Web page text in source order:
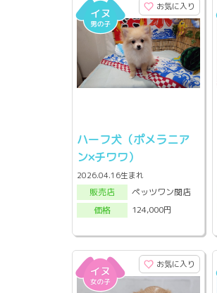
お気に入り
ハーフ犬（ポメラニア
ン×チワワ）
2026.04.16生まれ
販売店
ペッツワン関店
価格
124,000円
お気に入り